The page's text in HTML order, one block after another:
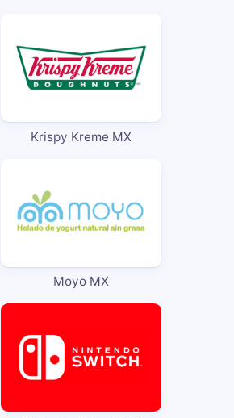
Krispy Kreme MX
Moyo MX